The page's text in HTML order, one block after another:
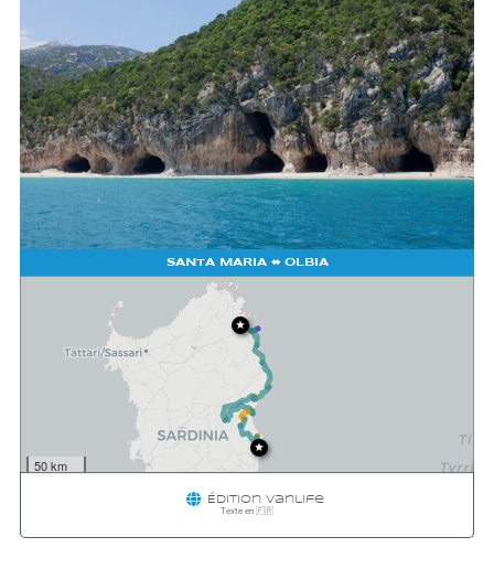
SANTA MARIA ⬌ OLBIA
50 km
Édition Vanlife
Texte en 🇫🇷